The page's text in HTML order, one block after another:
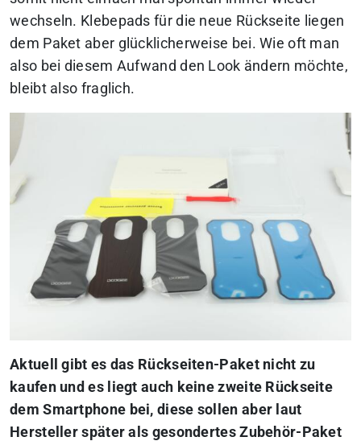
wechseln. Klebepads für die neue Rückseite liegen
dem Paket aber glücklicherweise bei. Wie oft man
also bei diesem Aufwand den Look ändern möchte,
bleibt also fraglich.
Aktuell gibt es das Rückseiten-Paket nicht zu
kaufen und es liegt auch keine zweite Rückseite
dem Smartphone bei, diese sollen aber laut
Hersteller später als gesondertes Zubehör-Paket